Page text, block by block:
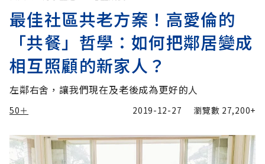
最佳社區共老方案！高愛倫的
「共餐」哲學：如何把鄰居變成
相互照顧的新家人？
左鄰右舍，讓我們現在及老後成為更好的人
50＋ 2019-12-27 瀏覽數 27,200+